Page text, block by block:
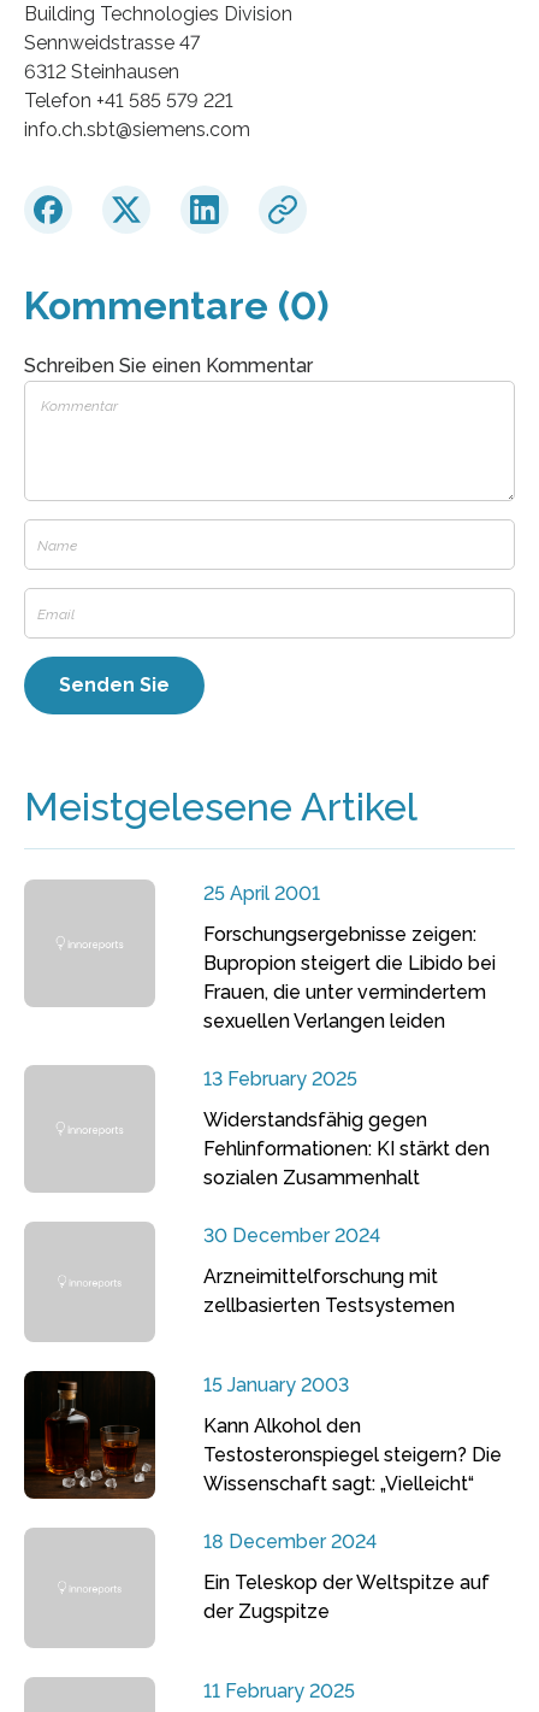
Building Technologies Division
Sennweidstrasse 47
6312 Steinhausen
Telefon +41 585 579 221
info.ch.sbt@siemens.com
Kommentare (0)
Schreiben Sie einen Kommentar
Meistgelesene Artikel
25 April 2001
Forschungsergebnisse zeigen:
Bupropion steigert die Libido bei
Frauen, die unter vermindertem
sexuellen Verlangen leiden
13 February 2025
Widerstandsfähig gegen
Fehlinformationen: KI stärkt den
sozialen Zusammenhalt
30 December 2024
Arzneimittelforschung mit
zellbasierten Testsystemen
15 January 2003
Kann Alkohol den
Testosteronspiegel steigern? Die
Wissenschaft sagt: „Vielleicht“
18 December 2024
Ein Teleskop der Weltspitze auf
der Zugspitze
11 February 2025